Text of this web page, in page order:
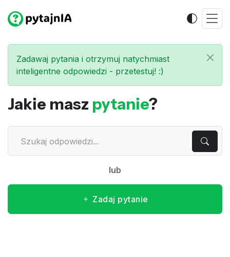
Zadawaj pytania i otrzymuj natychmiast
inteligentne odpowiedzi - przetestuj! :)
Jakie masz pytanie?
lub
Zadaj pytanie